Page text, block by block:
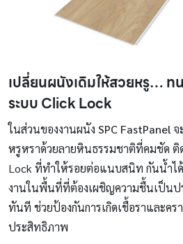
เปลี่ยนผนังเดิมให้สวยหรู…
ระบบ Click Lock
ในส่วนของงานผนัง SPC FastPanel จ
หรูหราด้วยลายหินธรรมชาติที่คมชัด ติ
Lock ที่ทำให้รอยต่อแนบสนิท กันน้ำไ
งานในพื้นที่ที่ต้องเผชิญความชื้นเป็นป
ทันที ช่วยป้องกันการเกิดเชื้อราและคร
ประสิทธิภาพ